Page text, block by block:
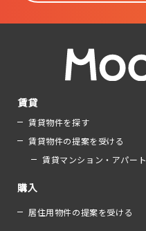
賃貸
賃貸物件を探す
賃貸物件の提案を受ける
賃貸マンション・アパート
購入
居住用物件の提案を受ける